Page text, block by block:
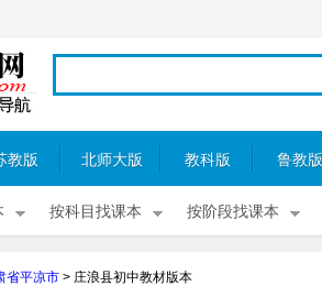
教版 北师大版 教科版 鲁教版
按科目找课本 按阶段找课本
省平凉市 > 庄浪县初中教材版本